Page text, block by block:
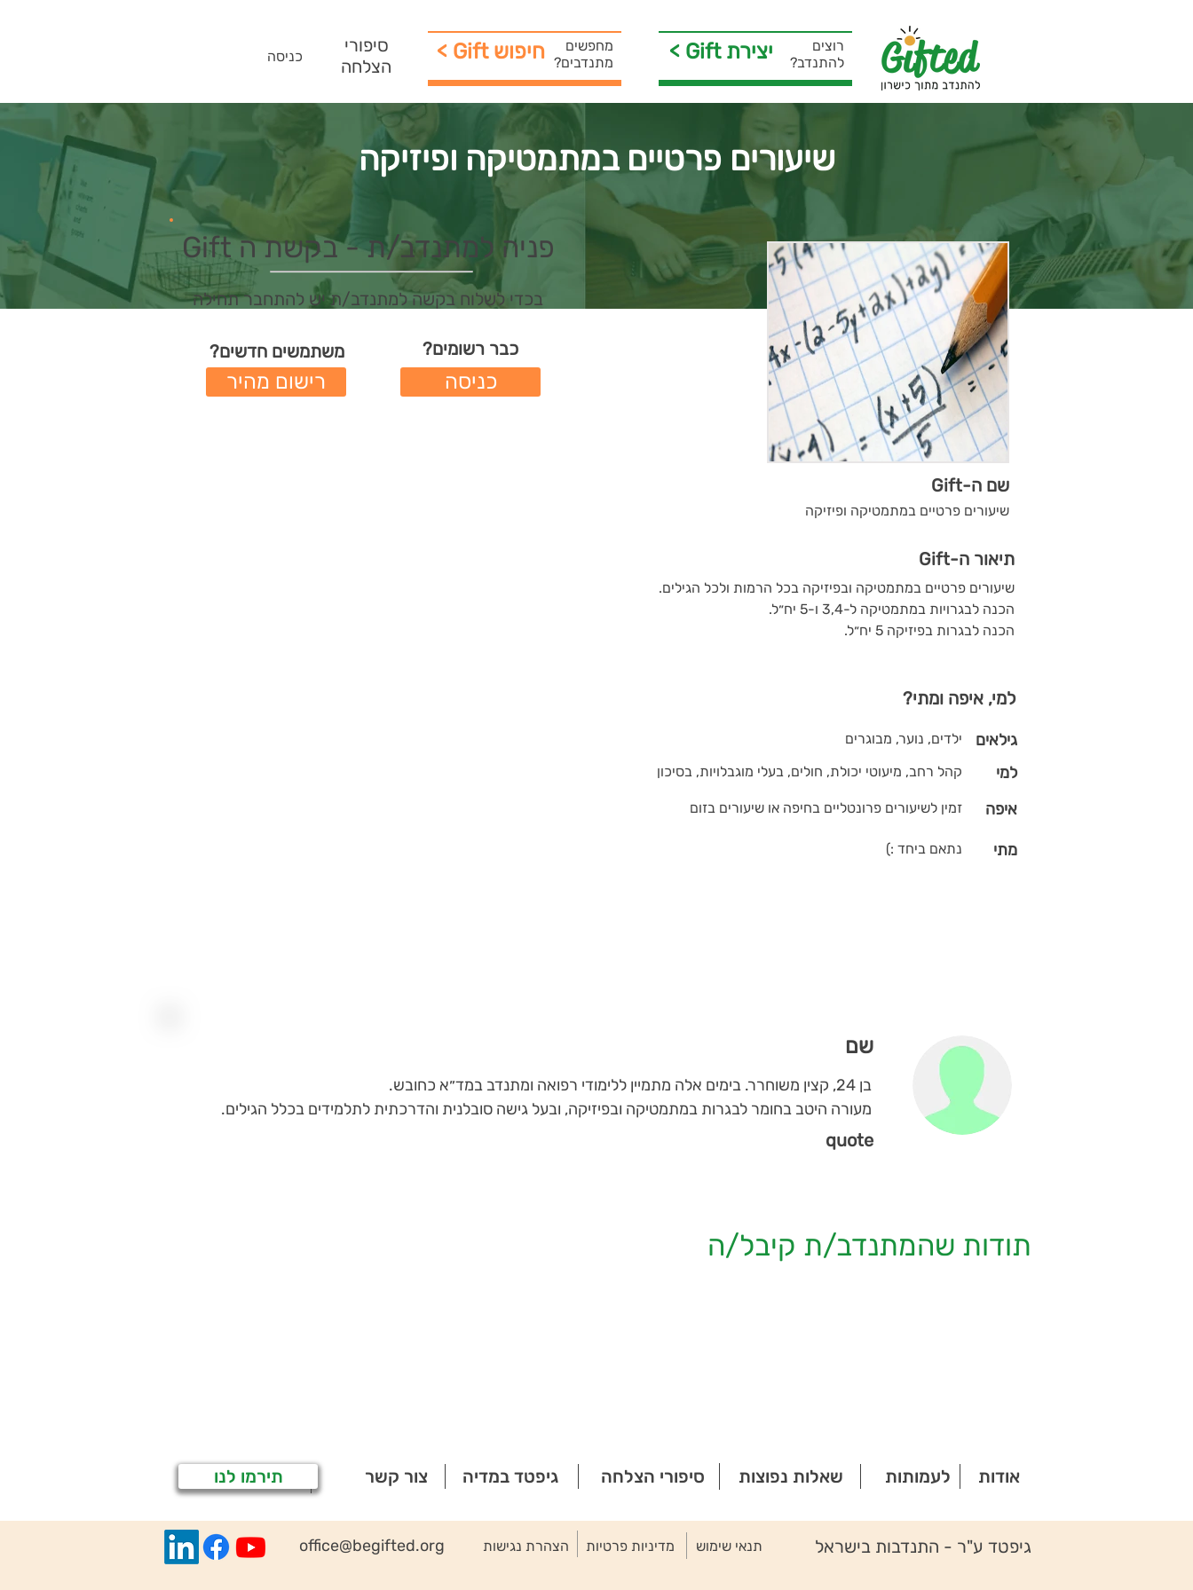
כניסה
סיפורי
הצלחה
מחפשים
מתנדבים? < Gift חיפוש < Gift יצירת
רוצים
להתנדב?
שיעורים פרטיים במתמטיקה ופיזיקה
שם ה-Gift
שיעורים פרטיים במתמטיקה ופיזיקה
תיאור ה-Gift
שיעורים פרטיים במתמטיקה ובפיזיקה בכל הרמות ולכל הגילים.
הכנה לבגרויות במתמטיקה ל-3,4 ו-5 יח״ל.
הכנה לבגרות בפיזיקה 5 יח״ל.
למי, איפה ומתי?
ילדים, נוער, מבוגרים גילאים
קהל רחב, מיעוטי יכולת, חולים, בעלי מוגבלויות, בסיכון למי
זמין לשיעורים פרונטליים בחיפה או שיעורים בזום איפה
נתאם ביחד :) מתי
פניה למתנדב/ת - בקשת ה Gift
בכדי לשלוח בקשה למתנדב/ת יש להתחבר תחילה
משתמשים חדשים?
רישום מהיר
כבר רשומים?
כניסה
שם
בן 24, קצין משוחרר. בימים אלה מתמיין ללימודי רפואה ומתנדב במד״א כחובש.
מעורה היטב בחומר לבגרות במתמטיקה ובפיזיקה, ובעל גישה סובלנית והדרכתית לתלמידים בכלל הגילים.
quote
תודות שהמתנדב/ת קיבל/ה
תירמו לנו צור קשר גיפטד במדיה סיפורי הצלחה שאלות נפוצות לעמותות אודות
office@begifted.org הצהרת נגישות מדיניות פרטיות תנאי שימוש גיפטד ע"ר - התנדבות בישראל